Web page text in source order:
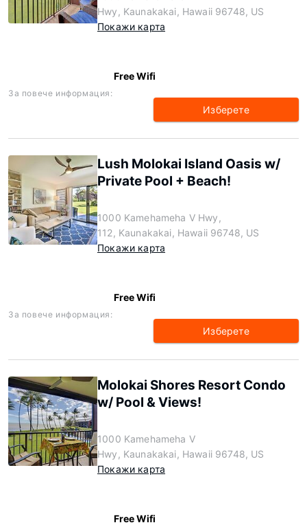
Hwy, Kaunakakai, Hawaii 96748, US
Покажи карта
Free Wifi
За повече информация:
Изберете
Lush Molokai Island Oasis w/
Private Pool + Beach!
1000 Kamehameha V Hwy,
112, Kaunakakai, Hawaii 96748, US
Покажи карта
Free Wifi
За повече информация:
Изберете
Molokai Shores Resort Condo
w/ Pool & Views!
1000 Kamehameha V
Hwy, Kaunakakai, Hawaii 96748, US
Покажи карта
Free Wifi